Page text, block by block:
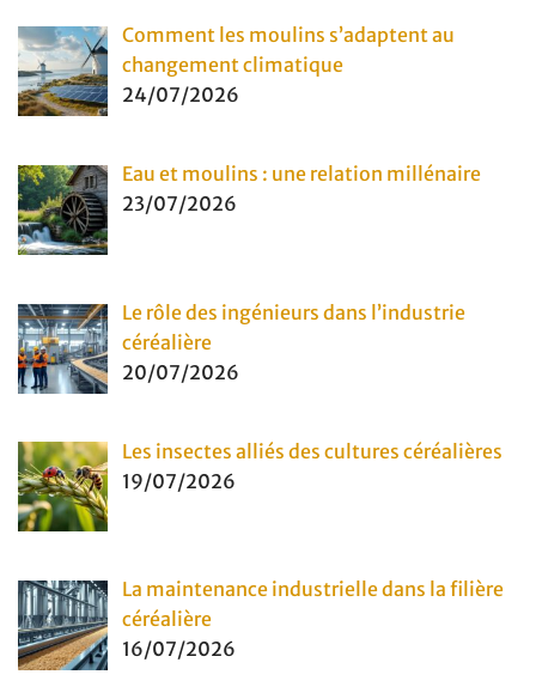
Comment les moulins s’adaptent au
changement climatique
24/07/2026
Eau et moulins : une relation millénaire
23/07/2026
Le rôle des ingénieurs dans l’industrie
céréalière
20/07/2026
Les insectes alliés des cultures céréalières
19/07/2026
La maintenance industrielle dans la filière
céréalière
16/07/2026